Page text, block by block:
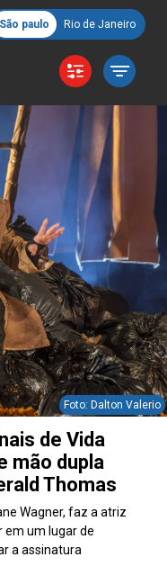
São paulo Rio de Janeiro
Foto: Dalton Valerio
de Vida
mão dupla
Thomas
Wagner, faz a atriz
em um lugar de
a assinatura